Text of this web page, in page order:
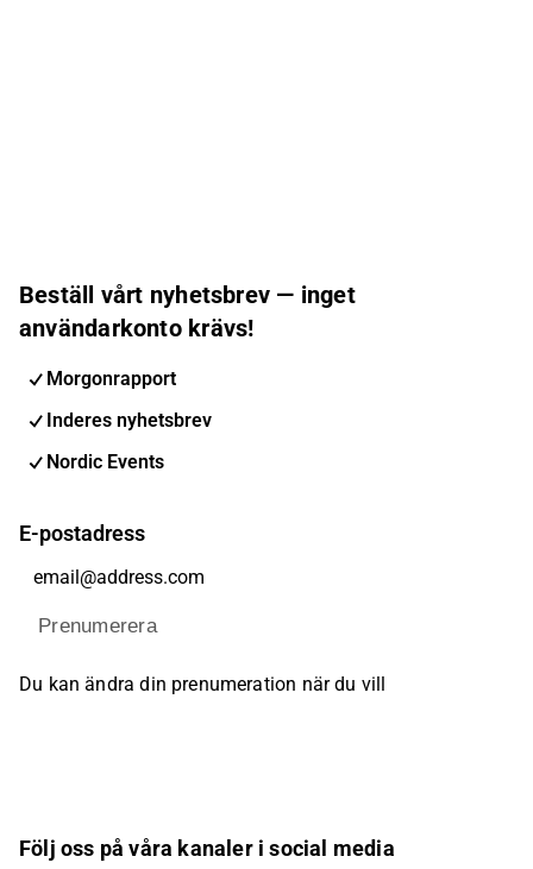
Beställ vårt nyhetsbrev — inget
användarkonto krävs!
Morgonrapport
Inderes nyhetsbrev
Nordic Events
E-postadress
Prenumerera
Du kan ändra din prenumeration när du vill
Följ oss på våra kanaler i social media